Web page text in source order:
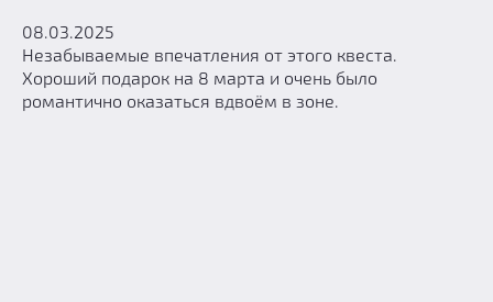
08.03.2025
Незабываемые впечатления от этого квеста.
Хороший подарок на 8 марта и очень было
романтично оказаться вдвоём в зоне.